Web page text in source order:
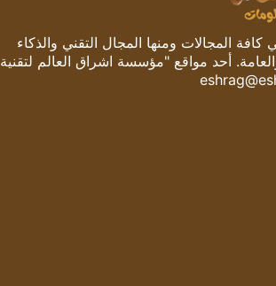
المجالات ومنها المجال التقني والذكاء
أحد مواقع "مؤسسة اشراق العالم لتقنية